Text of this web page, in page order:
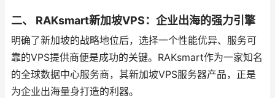
二、 RAKsmart新加坡VPS：企业出海的强力引擎
明确了新加坡的战略地位后，选择一个性能优异、服务可
靠的VPS提供商便是成功的关键。RAKsmart作为一家知名
的全球数据中心服务商，其新加坡VPS服务器产品，正是
为企业出海量身打造的利器。